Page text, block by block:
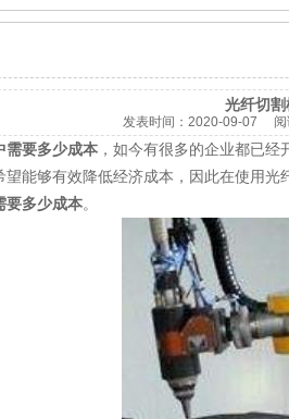
光纤切
发表时间： 2020-09-07 阅
需要多少成本 ，如今有很多的企业都已
能够有效降低经济成本，因此在使用
要多少成本。